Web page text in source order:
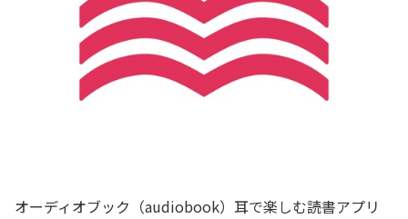
オーディオブック（audiobook）耳で楽しむ読書アプリ